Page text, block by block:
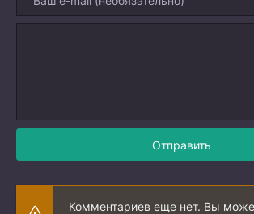
Отправить
Комментариев еще нет. Вы